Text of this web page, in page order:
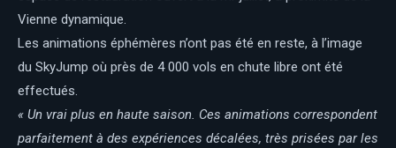
Vienne dynamique.
Les animations éphémères n’ont pas été en reste, à l’image
du SkyJump où près de 4 000 vols en chute libre ont été
effectués.
« Un vrai plus en haute saison. Ces animations correspondent
parfaitement à des expériences décalées, très prisées par les